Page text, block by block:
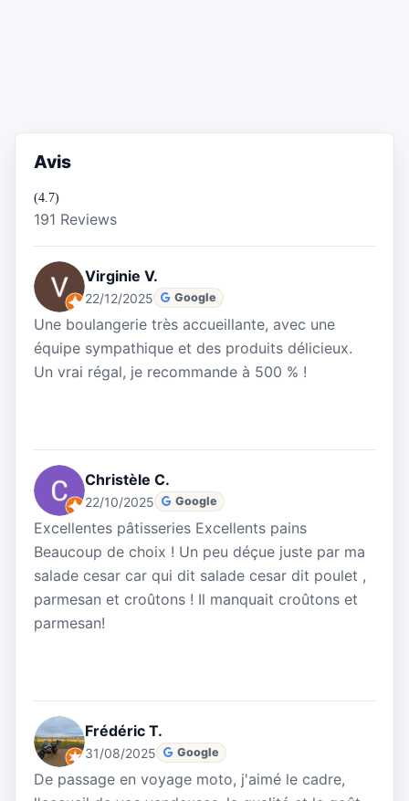
Avis
(4.7)
191 Reviews
Virginie V.
22/12/2025 Google
Une boulangerie très accueillante, avec une
équipe sympathique et des produits délicieux.
Un vrai régal, je recommande à 500 % !
Christèle C.
22/10/2025 Google
Excellentes pâtisseries Excellents pains
Beaucoup de choix ! Un peu déçue juste par ma
salade cesar car qui dit salade cesar dit poulet ,
parmesan et croûtons ! Il manquait croûtons et
parmesan!
Frédéric T.
31/08/2025 Google
De passage en voyage moto, j'aimé le cadre,